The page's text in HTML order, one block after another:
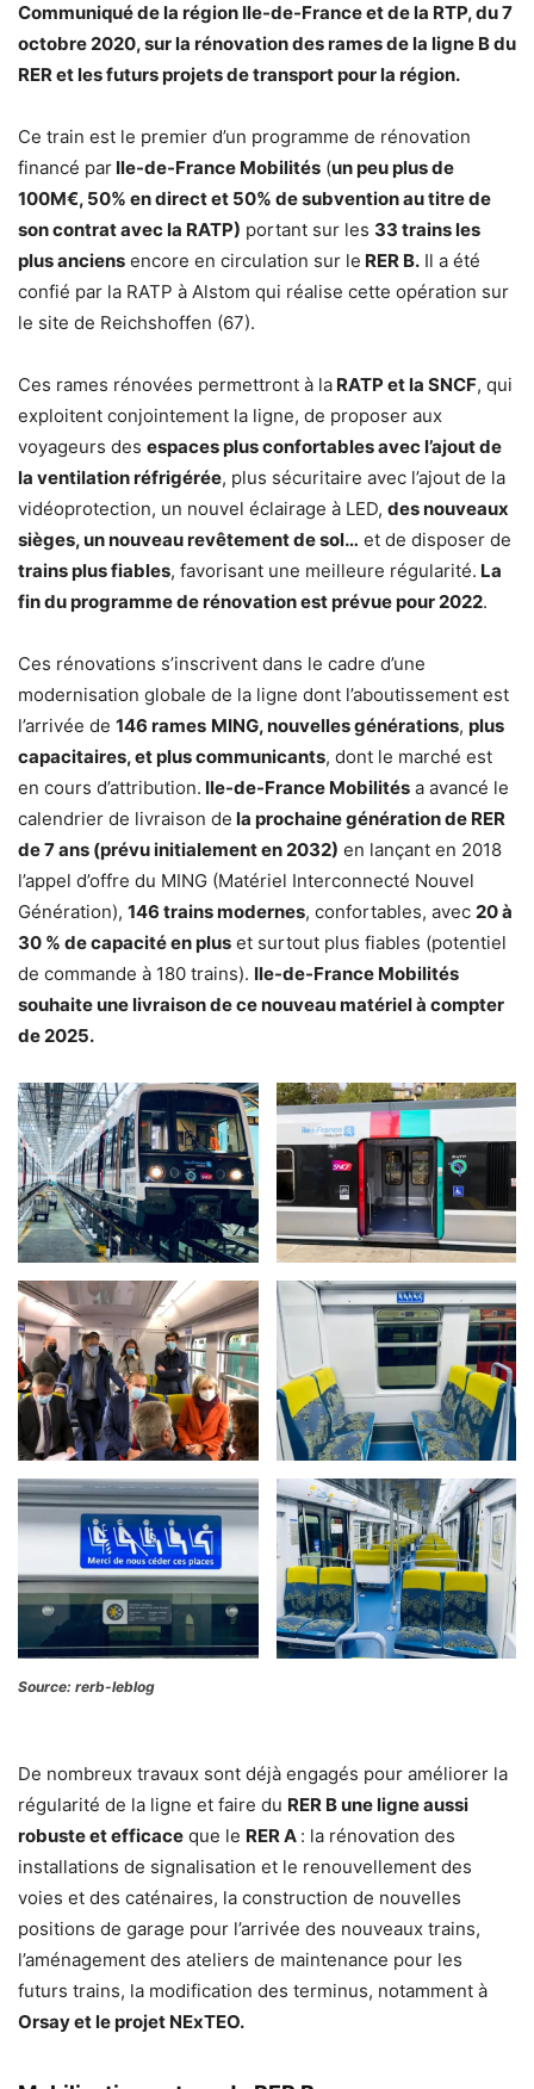
Communiqué de la région Ile-de-France et de la RTP, du 7
octobre 2020, sur la rénovation des rames de la ligne B du
RER et les futurs projets de transport pour la région.
Ce train est le premier d’un programme de rénovation
financé par Ile-de-France Mobilités (un peu plus de
100M€, 50% en direct et 50% de subvention au titre de
son contrat avec la RATP) portant sur les 33 trains les
plus anciens encore en circulation sur le RER B. Il a été
confié par la RATP à Alstom qui réalise cette opération sur
le site de Reichshoffen (67).
Ces rames rénovées permettront à la RATP et la SNCF, qui
exploitent conjointement la ligne, de proposer aux
voyageurs des espaces plus confortables avec l’ajout de
la ventilation réfrigérée, plus sécuritaire avec l’ajout de la
vidéoprotection, un nouvel éclairage à LED, des nouveaux
sièges, un nouveau revêtement de sol… et de disposer de
trains plus fiables, favorisant une meilleure régularité. La
fin du programme de rénovation est prévue pour 2022.
Ces rénovations s’inscrivent dans le cadre d’une
modernisation globale de la ligne dont l’aboutissement est
l’arrivée de 146 rames MING, nouvelles générations, plus
capacitaires, et plus communicants, dont le marché est
en cours d’attribution. Ile-de-France Mobilités a avancé le
calendrier de livraison de la prochaine génération de RER
de 7 ans (prévu initialement en 2032) en lançant en 2018
l’appel d’offre du MING (Matériel Interconnecté Nouvel
Génération), 146 trains modernes, confortables, avec 20 à
30 % de capacité en plus et surtout plus fiables (potentiel
de commande à 180 trains). Ile-de-France Mobilités
souhaite une livraison de ce nouveau matériel à compter
de 2025.
Source: rerb-leblog
De nombreux travaux sont déjà engagés pour améliorer la
régularité de la ligne et faire du RER B une ligne aussi
robuste et efficace que le RER A : la rénovation des
installations de signalisation et le renouvellement des
voies et des caténaires, la construction de nouvelles
positions de garage pour l’arrivée des nouveaux trains,
l’aménagement des ateliers de maintenance pour les
futurs trains, la modification des terminus, notamment à
Orsay et le projet NExTEO.